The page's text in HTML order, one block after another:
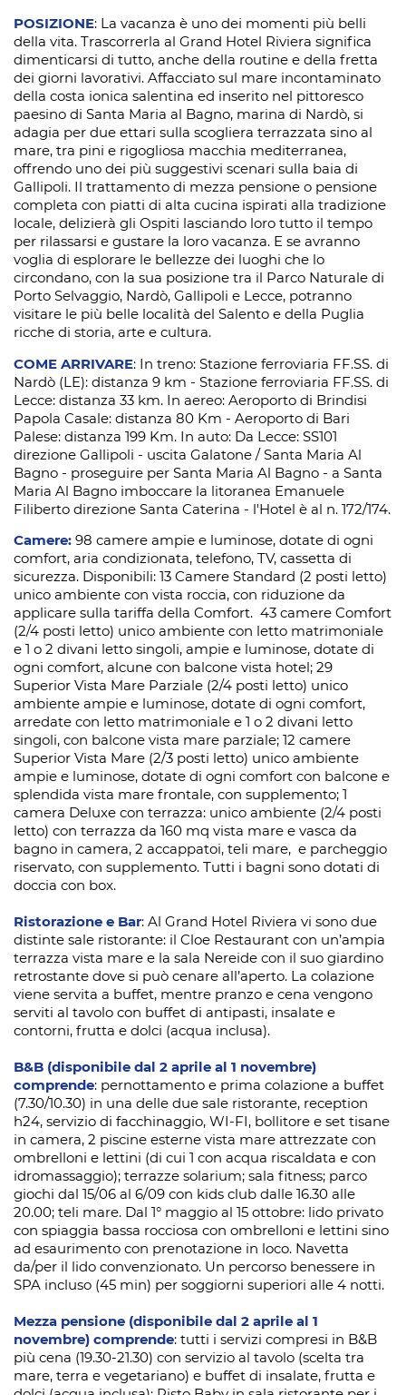
POSIZIONE: La vacanza è uno dei momenti più belli
della vita. Trascorrerla al Grand Hotel Riviera significa
dimenticarsi di tutto, anche della routine e della fretta
dei giorni lavorativi. Affacciato sul mare incontaminato
della costa ionica salentina ed inserito nel pittoresco
paesino di Santa Maria al Bagno, marina di Nardò, si
adagia per due ettari sulla scogliera terrazzata sino al
mare, tra pini e rigogliosa macchia mediterranea,
offrendo uno dei più suggestivi scenari sulla baia di
Gallipoli. Il trattamento di mezza pensione o pensione
completa con piatti di alta cucina ispirati alla tradizione
locale, delizierà gli Ospiti lasciando loro tutto il tempo
per rilassarsi e gustare la loro vacanza. E se avranno
voglia di esplorare le bellezze dei luoghi che lo
circondano, con la sua posizione tra il Parco Naturale di
Porto Selvaggio, Nardò, Gallipoli e Lecce, potranno
visitare le più belle località del Salento e della Puglia
ricche di storia, arte e cultura.
COME ARRIVARE: In treno: Stazione ferroviaria FF.SS. di
Nardò (LE): distanza 9 km - Stazione ferroviaria FF.SS. di
Lecce: distanza 33 km. In aereo: Aeroporto di Brindisi
Papola Casale: distanza 80 Km - Aeroporto di Bari
Palese: distanza 199 Km. In auto: Da Lecce: SS101
direzione Gallipoli - uscita Galatone / Santa Maria Al
Bagno - proseguire per Santa Maria Al Bagno - a Santa
Maria Al Bagno imboccare la litoranea Emanuele
Filiberto direzione Santa Caterina - l'Hotel è al n. 172/174.
Camere: 98 camere ampie e luminose, dotate di ogni
comfort, aria condizionata, telefono, TV, cassetta di
sicurezza. Disponibili: 13 Camere Standard (2 posti letto)
unico ambiente con vista roccia, con riduzione da
applicare sulla tariffa della Comfort. 43 camere Comfort
(2/4 posti letto) unico ambiente con letto matrimoniale
e 1 o 2 divani letto singoli, ampie e luminose, dotate di
ogni comfort, alcune con balcone vista hotel; 29
Superior Vista Mare Parziale (2/4 posti letto) unico
ambiente ampie e luminose, dotate di ogni comfort,
arredate con letto matrimoniale e 1 o 2 divani letto
singoli, con balcone vista mare parziale; 12 camere
Superior Vista Mare (2/3 posti letto) unico ambiente
ampie e luminose, dotate di ogni comfort con balcone e
splendida vista mare frontale, con supplemento; 1
camera Deluxe con terrazza: unico ambiente (2/4 posti
letto) con terrazza da 160 mq vista mare e vasca da
bagno in camera, 2 accappatoi, teli mare, e parcheggio
riservato, con supplemento. Tutti i bagni sono dotati di
doccia con box.
Ristorazione e Bar: Al Grand Hotel Riviera vi sono due
distinte sale ristorante: il Cloe Restaurant con un’ampia
terrazza vista mare e la sala Nereide con il suo giardino
retrostante dove si può cenare all’aperto. La colazione
viene servita a buffet, mentre pranzo e cena vengono
serviti al tavolo con buffet di antipasti, insalate e
contorni, frutta e dolci (acqua inclusa).
B&B (disponibile dal 2 aprile al 1 novembre)
comprende: pernottamento e prima colazione a buffet
(7.30/10.30) in una delle due sale ristorante, reception
h24, servizio di facchinaggio, WI-FI, bollitore e set tisane
in camera, 2 piscine esterne vista mare attrezzate con
ombrelloni e lettini (di cui 1 con acqua riscaldata e con
idromassaggio); terrazze solarium; sala fitness; parco
giochi dal 15/06 al 6/09 con kids club dalle 16.30 alle
20.00; teli mare. Dal 1° maggio al 15 ottobre: lido privato
con spiaggia bassa rocciosa con ombrelloni e lettini sino
ad esaurimento con prenotazione in loco. Navetta
da/per il lido convenzionato. Un percorso benessere in
SPA incluso (45 min) per soggiorni superiori alle 4 notti.
Mezza pensione (disponibile dal 2 aprile al 1
novembre) comprende: tutti i servizi compresi in B&B
più cena (19.30-21.30) con servizio al tavolo (scelta tra
mare, terra e vegetariano) e buffet di insalate, frutta e